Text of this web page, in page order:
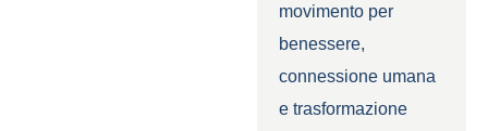
movimento per
benessere,
connessione umana
e trasformazione